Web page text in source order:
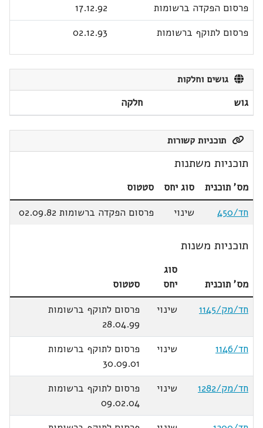
פרסום הפקדה ברשומות
17.12.92
פרסום לתוקף ברשומות
02.12.93
גושים וחלקות
גוש חלקה
תוכניות קשורות
תוכניות משתנות
מס' תוכנית סוג יחס
סטטוס
חד/450
שינוי פרסום הפקדה ברשומות 02.09.82
תוכניות משנות
מס' תוכנית
סוג
יחס
סטטוס
חד/מק/1145
שינוי
פרסום לתוקף ברשומות
28.04.99
חד/1146
שינוי
פרסום לתוקף ברשומות
30.09.01
חד/מק/1282
שינוי
פרסום לתוקף ברשומות
09.02.04